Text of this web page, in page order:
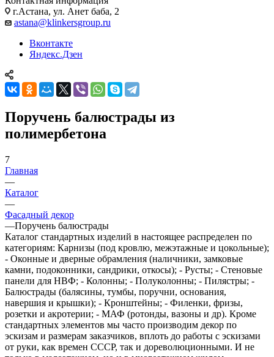
г.Астана, ул. Анет баба, 2
astana@klinkersgroup.ru
Вконтакте
Яндекс.Дзен
Поручень балюстрады из
полимербетона
7
Главная
—
Каталог
—
Фасадный декор
—Поручень балюстрады
Каталог стандартных изделий в настоящее распределен по
категориям: Карнизы (под кровлю, межэтажные и цокольные);
- Оконные и дверные обрамления (наличники, замковые
камни, подоконники, сандрики, откосы); - Русты; - Стеновые
панели для НВФ; - Колонны; - Полуколонны; - Пилястры; -
Балюстрады (балясины, тумбы, поручни, основания,
навершия и крышки); - Кронштейны; - Филенки, фризы,
розетки и акротерии; - МАФ (ротонды, вазоны и др). Кроме
стандартных элементов мы часто производим декор по
эскизам и размерам заказчиков, вплоть до работы с эскизами
от руки, как времен СССР, так и дореволюционными. И не